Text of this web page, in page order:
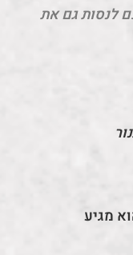
לנסות גם את
מגיע